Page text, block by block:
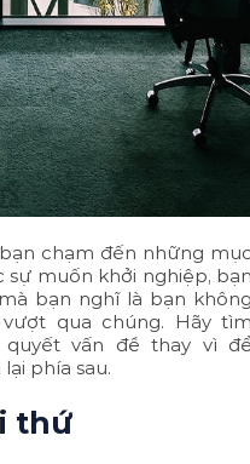
chạm đến những
muốn khởi nghiệp,
bạn nghĩ là bạn
qua chúng. Hãy
vấn đề thay vì
phía sau.
thứ